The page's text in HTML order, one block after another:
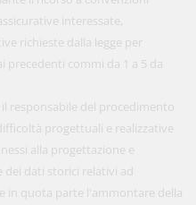
interessate,
richieste dalla legge per
precedenti commi da 1 a 5 da
responsabile del procedimento
progettuali e realizzative
alla progettazione e
dati storici relativi ad
in quota parte l'ammontare della